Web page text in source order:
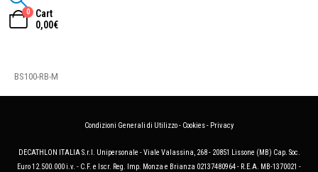
0
Cart
0,00€
BS100-RB-M
Condizioni Generali di Utilizzo- Cookies- Privacy
DECATHLON ITALIA S.r.l. Unipersonale - Viale Valassina, 268 - 20851 Lissone (MB) Cap. Soc.
Euro 12.500.000 i.v. - C.F. e Iscr. Reg. Imp. Monza e Brianza 02137480964 - R.E.A. MB-1370021 -